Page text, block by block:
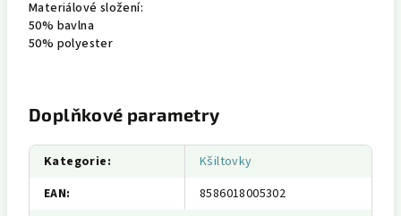
Materiálové složení:
50% bavlna
50% polyester
Doplňkové parametry
Kategorie:
Kšiltovky
EAN:
8586018005302